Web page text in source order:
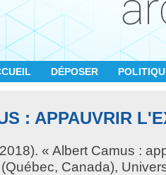
DÉPOSER
: APPAUVRIR
« Albert Camus :
Canada),